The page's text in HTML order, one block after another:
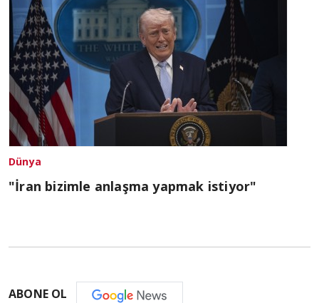
Dünya
"İran bizimle anlaşma yapmak istiyor"
ABONE OL